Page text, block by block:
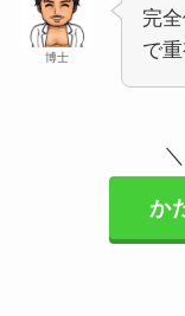
博士
完
で
＼
か